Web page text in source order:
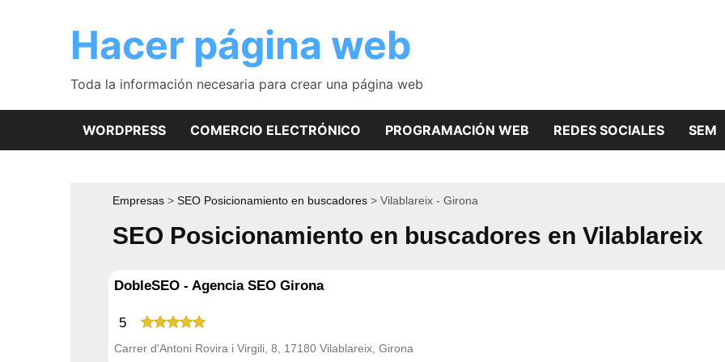
Hacer página web
Toda la información necesaria para crear una página web
WORDPRESS COMERCIO ELECTRÓNICO PROGRAMACIÓN WEB REDES SOCIALES SEM
Empresas SEO Posicionamiento en buscadores Vilablareix - Girona
SEO Posicionamiento en buscadores en Vilablareix
DobleSEO - Agencia SEO Girona
5
Carrer d'Antoni Rovira i Virgili, 8, 17180 Vilablareix, Girona